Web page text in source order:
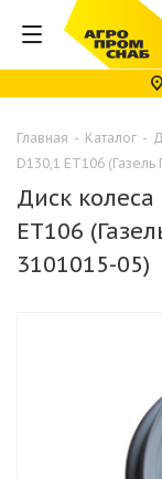
Главная - Каталог -
D130,1 ET106
Диск колеса
ET106
3101015-05)